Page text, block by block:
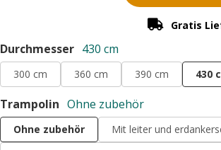
Gratis
Durchmesser 430 cm
300 cm 360 cm 390 cm 430
Trampolin Ohne zubehör
Ohne zubehör
Mit leiter und